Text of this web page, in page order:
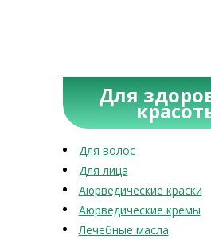
Для
Для волос
Для лица
Аюрведические краски
Аюрведические кремы
Лечебные масла